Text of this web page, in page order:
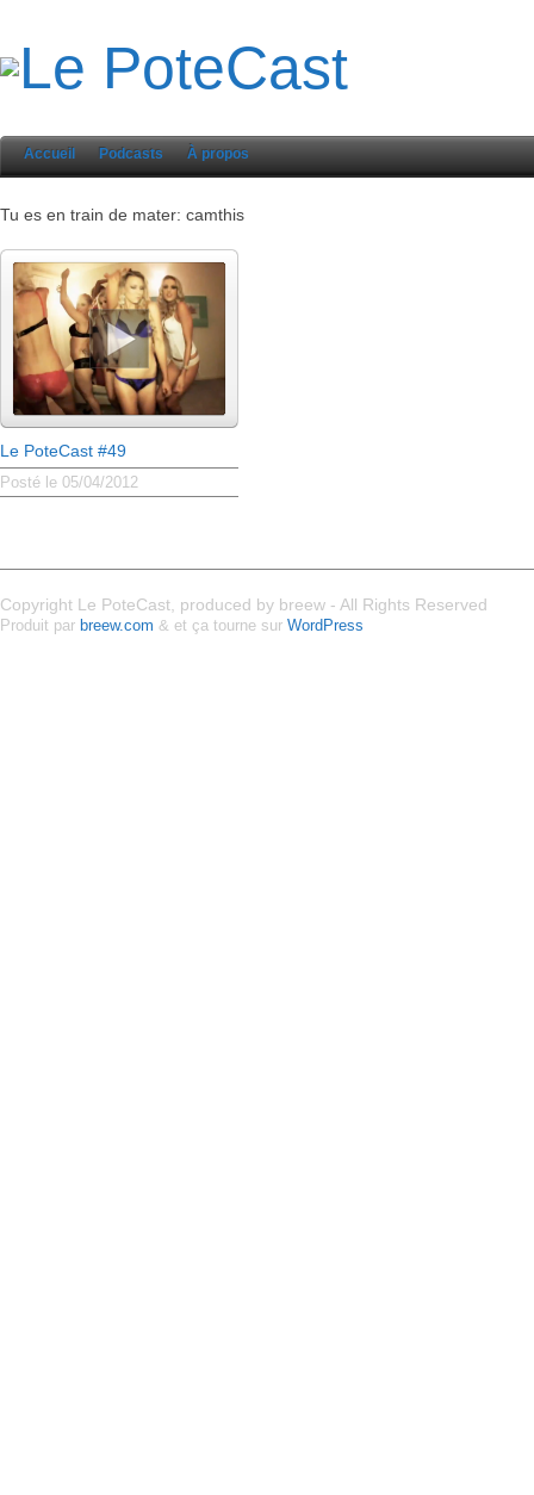
Accueil Podcasts À propos
Tu es en train de mater: camthis
Le PoteCast #49
Posté le 05/04/2012
Copyright Le PoteCast, produced by breew - All Rights Reserved
Produit par breew.com & et ça tourne sur WordPress